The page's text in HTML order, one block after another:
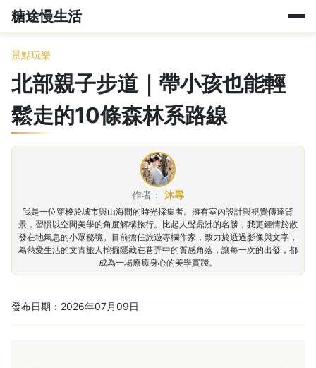
糖途慢生活
景點玩樂
北部親子步道｜帶小孩也能輕
鬆走的10條森林系路線
作者： 沐尋
我是一位穿梭於城市與山海間的時光採集者。擁有室內設計與視覺傳達背
景，習慣以空間美學的角度解構旅行。比起人聲鼎沸的名勝，我更鍾情於散
發在地氣息的小眾秘境。目前擔任旅遊專欄作家，致力於透過影像與文字，
為熱愛生活的文青旅人挖掘隱藏在巷弄中的質感角落，讓每一次的出發，都
成為一場療癒身心的美學實踐。
發布日期：2026年07月09日